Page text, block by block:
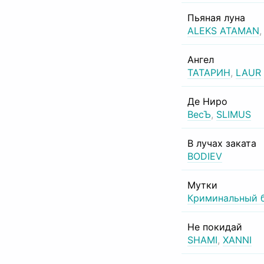
Пьяная луна
ALEKS ATAMAN,
Ангел
ТАТАРИН, LAUR
Де Ниро
ВесЪ, SLIMUS
В лучах заката
BODIEV
Мутки
Криминальный
Не покидай
SHAMI, XANNI